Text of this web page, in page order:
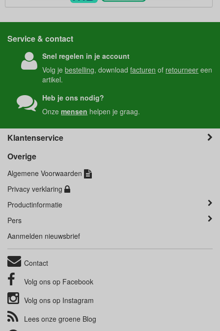
Service & contact
Snel regelen in je account
Volg jebestelling, downloadfacturen of retourneer een
artikel.
Heb je ons nodig?
Onzemensen helpen je graag.
Klantenservice
Overige
Algemene Voorwaarden
Privacy verklaring
Productinformatie
Pers
Aanmelden nieuwsbrief
Contact
Volg ons op Facebook
Volg ons op Instagram
Lees onze groene Blog